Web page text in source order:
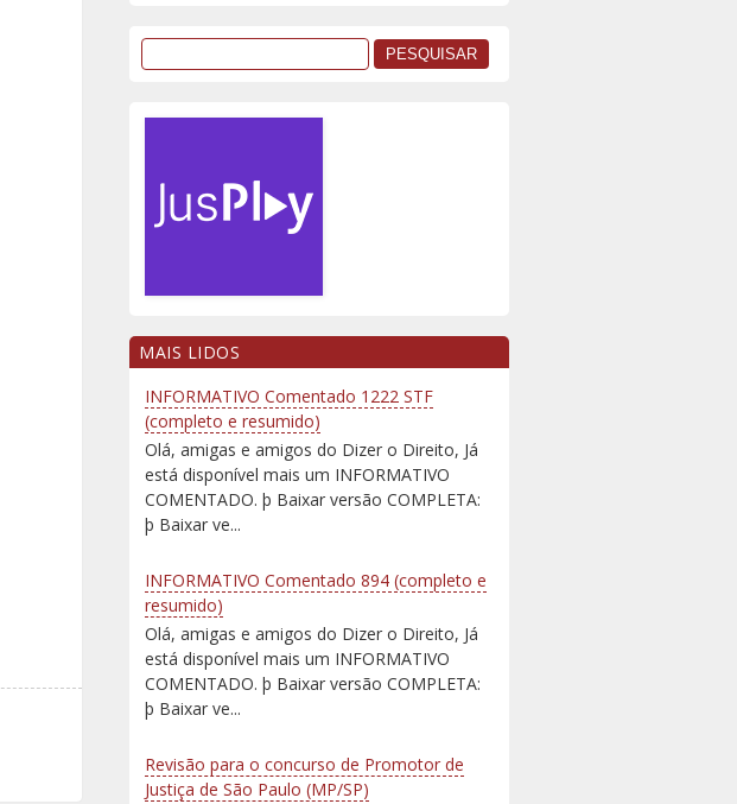
MAIS LIDOS
INFORMATIVO Comentado 1222 STF
(completo e resumido)
Olá, amigas e amigos do Dizer o Direito, Já
está disponível mais um INFORMATIVO
COMENTADO. þ Baixar versão COMPLETA:
þ Baixar ve...
INFORMATIVO Comentado 894 (completo e
resumido)
Olá, amigas e amigos do Dizer o Direito, Já
está disponível mais um INFORMATIVO
COMENTADO. þ Baixar versão COMPLETA:
þ Baixar ve...
Revisão para o concurso de Promotor de
Justiça de São Paulo (MP/SP)